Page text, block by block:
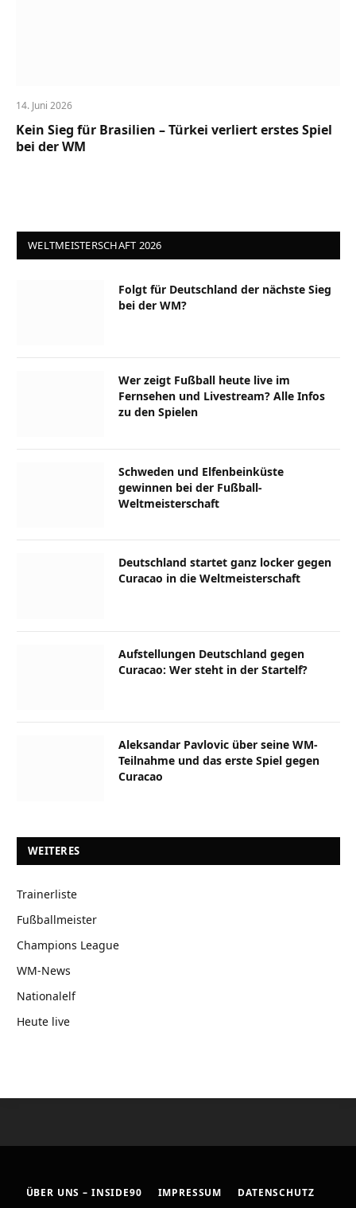
14. Juni 2026
Kein Sieg für Brasilien – Türkei verliert erstes Spiel
bei der WM
WELTMEISTERSCHAFT 2026
Folgt für Deutschland der nächste Sieg
bei der WM?
Wer zeigt Fußball heute live im
Fernsehen und Livestream? Alle Infos
zu den Spielen
Schweden und Elfenbeinküste
gewinnen bei der Fußball-
Weltmeisterschaft
Deutschland startet ganz locker gegen
Curacao in die Weltmeisterschaft
Aufstellungen Deutschland gegen
Curacao: Wer steht in der Startelf?
Aleksandar Pavlovic über seine WM-
Teilnahme und das erste Spiel gegen
Curacao
WEITERES
Trainerliste
Fußballmeister
Champions League
WM-News
Nationalelf
Heute live
ÜBER UNS – INSIDE90 IMPRESSUM DATENSCHUTZ